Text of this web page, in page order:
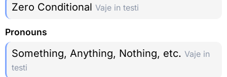
Zero Conditional Vaje in testi
Pronouns
Something, Anything, Nothing, etc. Vaje in
testi